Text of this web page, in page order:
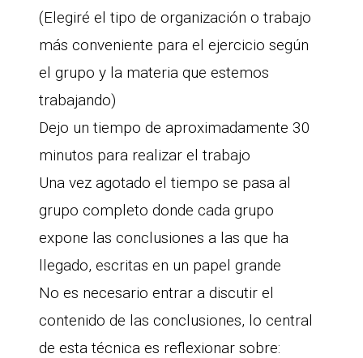
(Elegiré el tipo de organización o trabajo
más conveniente para el ejercicio según
el grupo y la materia que estemos
trabajando)
Dejo un tiempo de aproximadamente 30
minutos para realizar el trabajo
Una vez agotado el tiempo se pasa al
grupo completo donde cada grupo
expone las conclusiones a las que ha
llegado, escritas en un papel grande
No es necesario entrar a discutir el
contenido de las conclusiones, lo central
de esta técnica es reflexionar sobre: